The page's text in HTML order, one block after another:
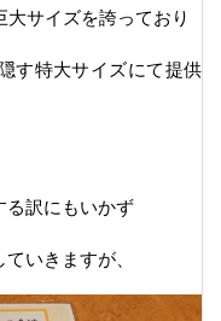
サイズを誇っており
す特大サイズにて提供
る訳にもいかず
いきますが、